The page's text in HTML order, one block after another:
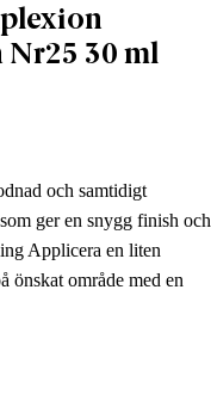
Nr25 30 ml
och samtidigt
ger en snygg finish och
Applicera en liten
önskat område med en